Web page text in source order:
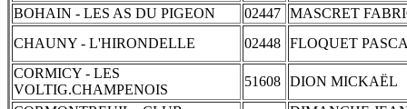
BOHAIN - LES AS DU PIGEON
02447 MASCRET
CHAUNY - L'HIRONDELLE
02448 FLOQUET
CORMICY - LES
VOLTIG.CHAMPENOIS
51608 DION MICKAËL